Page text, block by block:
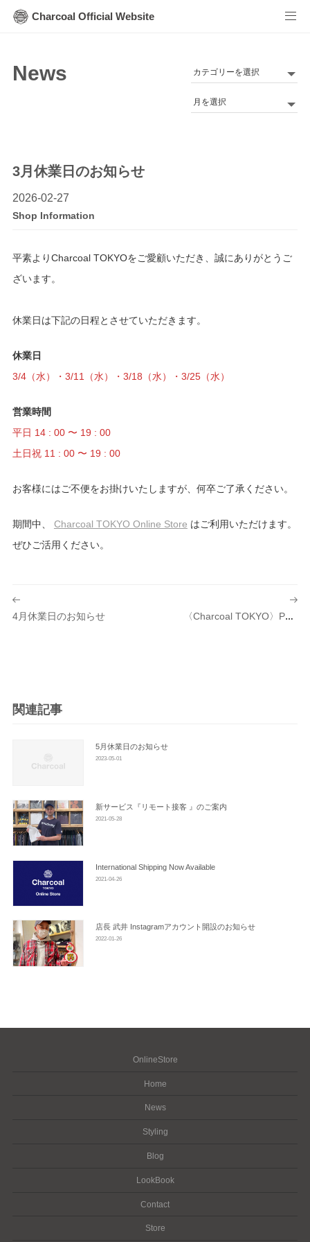
Charcoal Official Website
News
カ
ゴArchives
3月休業日のお知らせ
2026-02-27
Shop Information
平素よりCharcoal TOKYOをご愛顧いただき、誠にありがとうご
ざいます。
休業日は下記の日程とさせていただきます。
休業日
3/4（水）・3/11（水）・3/18（水）・3/25（水）
営業時間
平日 14 : 00 〜 19 : 00
土日祝 11 : 00 〜 19 : 00
お客様にはご不便をお掛けいたしますが、何卒ご了承ください。
期間中、 Charcoal TOKYO Online Store はご利用いただけます。
ぜひご活用ください。
投
稿
シ
〈Charcoal TOKYO〉Pop-Up Store At 『MOCKUP Cafe』
4月休業日のお知らせ
関連記事
5月休業日のお知らせ
2023-05-01
新サービス『リモート接客 』のご案内
2021-05-28
International Shipping Now Available
2021-04-26
店長 武井 Instagramアカウント開設のお知らせ
2022-01-26
OnlineStore
Home
News
Styling
Blog
LookBook
Contact
Store